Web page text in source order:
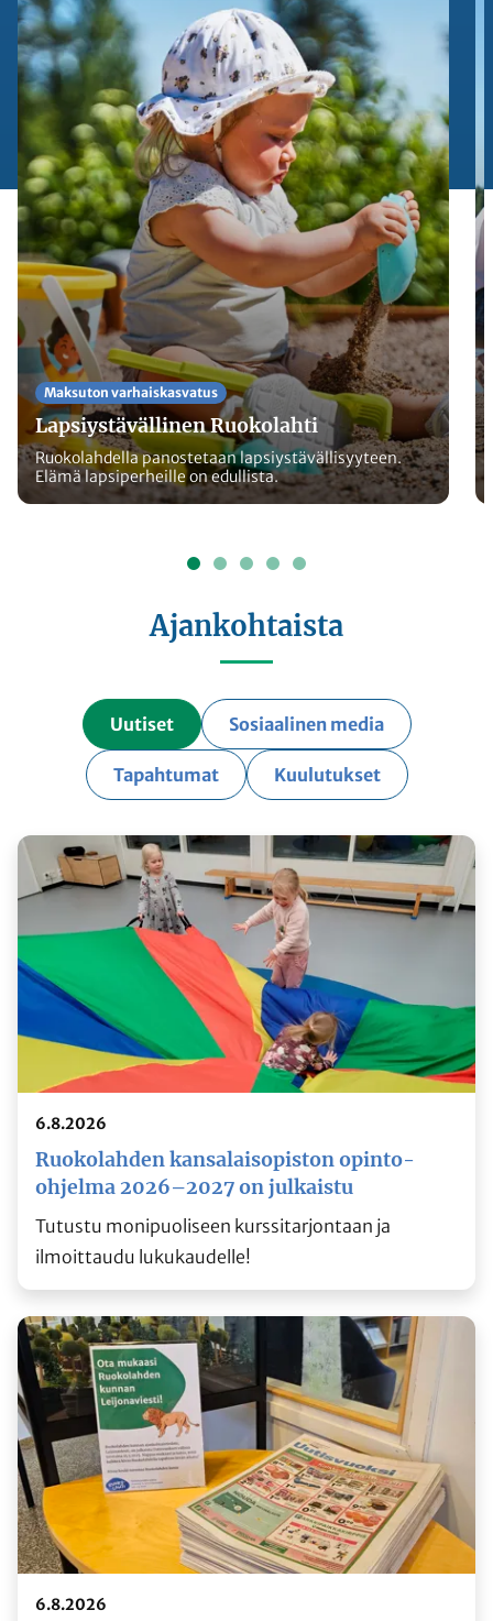
Maksuton varhaiskasvatus
Lapsiystävällinen Ruokolahti
Ruokolahdella panostetaan lapsiystävällisyyteen.
Elämä lapsiperheille on edullista.
Ajankohtaista
Uutiset Sosiaalinen media
Tapahtumat Kuulutukset
6.8.2026
Ruokolahden kansalaisopiston opinto-
ohjelma 2026–2027 on julkaistu
Tutustu monipuoliseen kurssitarjontaan ja
ilmoittaudu lukukaudelle!
6.8.2026